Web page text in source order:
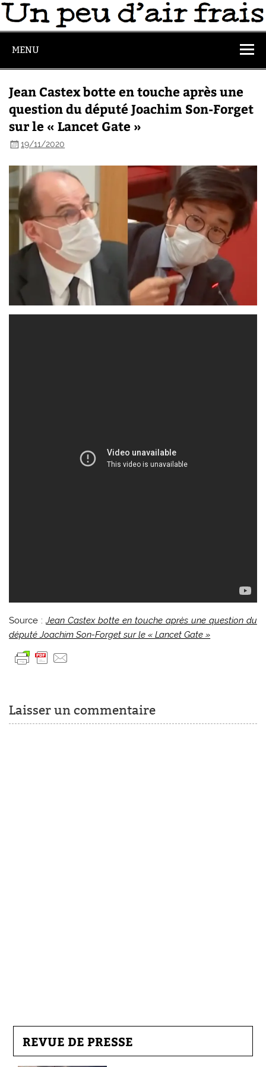
MENU
Jean Castex botte en touche après une
question du député Joachim Son-Forget
sur le « Lancet Gate »
19/11/2020
Source :Jean Castex botte en touche après une question du
député Joachim Son-Forget sur le « Lancet Gate »
Laisser un commentaire
REVUE DE PRESSE